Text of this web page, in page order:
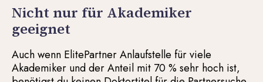
Nicht nur für Akademiker
geeignet
Auch wenn ElitePartner Anlaufstelle für viele
Akademiker und der Anteil mit 70 % sehr hoch ist,